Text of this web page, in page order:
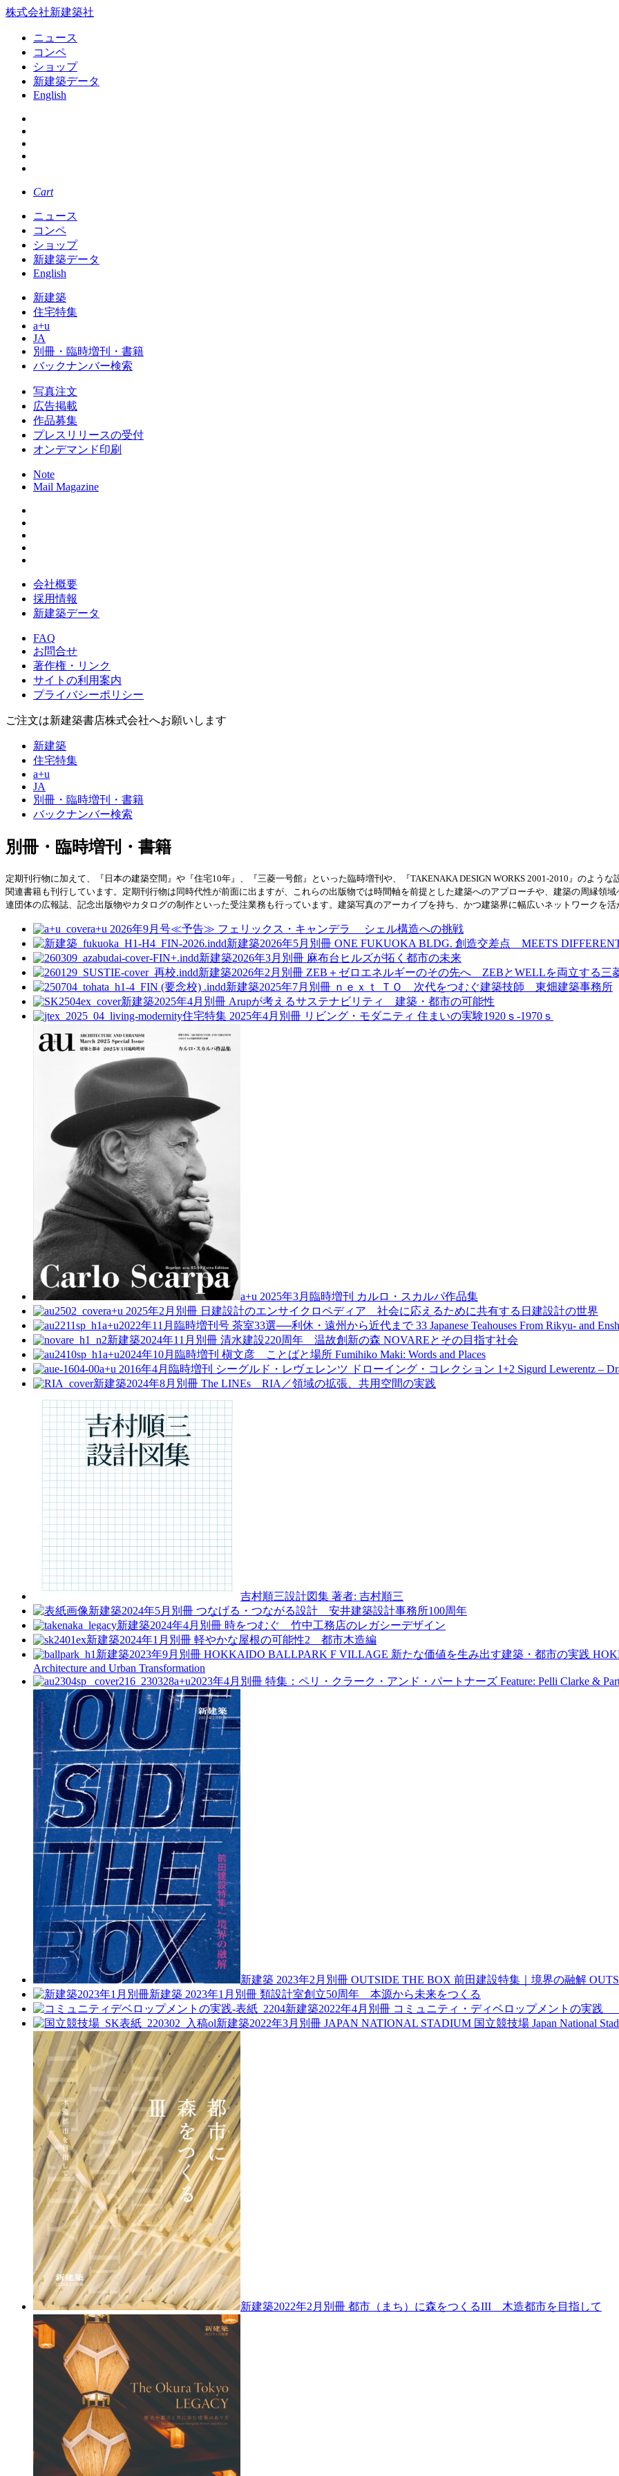
株式会社新建築社
ニュース
コンペ
ショップ
新建築データ
English
Cart
ニュース
コンペ
ショップ
新建築データ
English
新建築
住宅特集
a+u
JA
別冊・臨時増刊・書籍
バックナンバー検索
写真注文
広告掲載
作品募集
プレスリリースの受付
オンデマンド印刷
Note
Mail Magazine
会社概要
採用情報
新建築データ
FAQ
お問合せ
著作権・リンク
サイトの利用案内
プライバシーポリシー
ご注文は新建築書店株式会社へお願いします
新建築
住宅特集
a+u
JA
別冊・臨時増刊・書籍
バックナンバー検索
別冊・臨時増刊・書籍
定期刊行物に加えて、『日本の建築空間』や『住宅10年』、『三菱一号館』といった臨時増刊や、『TAKENAKA DESIGN WORKS 2001-2010』のよう
関連書籍も刊行しています。定期刊行物は同時代性が前面に出ますが、これらの出版物では時間軸を前提とした建築へのアプローチや、建築の周縁領
連団体の広報誌、記念出版物やカタログの制作といった受注業務も行っています。建築写真のアーカイブを持ち、かつ建築界に幅広いネットワークを活
a+u 2026年9月号≪予告≫ フェリックス・キャンデラ シェル構造への挑戦
新建築2026年5月別冊 ONE FUKUOKA BLDG. 創造交差点 MEETS
新建築2026年3月別冊 麻布台ヒルズが拓く都市の未来
新建築2026年2月別冊 ZEB＋ゼロエネルギーのその先へ ZEBとWELLを両立する三
新建築2025年7月別冊 ｎｅｘｔ ＴＯ 次代をつむぐ建築技師 東畑建築事務所
新建築2025年4月別冊 Arupが考えるサステナビリティ 建築・都市の可能性
住宅特集 2025年4月別冊 リビング・モダニティ 住まいの実験1920ｓ-1970ｓ
a+u 2025年3月臨時増刊 カルロ・スカルパ作品集
a+u 2025年2月別冊 日建設計のエンサイクロペディア 社会に応えるために共有する日建設計の世界
a+u2022年11月臨時増刊号 茶室33選──利休・遠州から近代まで 33 Japanese Teahouses From Rikyu- and
新建築2024年11月別冊 清水建設220周年 温故創新の森 NOVAREとその目指す社会
a+u2024年10月臨時増刊 槇文彦 ことばと場所 Fumihiko Maki: Words and Places
a+u 2016年4月臨時増刊 シーグルド・レヴェレンツ ドローイング・コレクション 1+2 Sigurd Lewerentz –
新建築2024年8月別冊 The LINEs RIA／領域の拡張、共用空間の実践
吉村順三設計図集 著者: 吉村順三
新建築2024年5月別冊 つなげる・つながる設計 安井建築設計事務所100周年
新建築2024年4月別冊 時をつむぐ 竹中工務店のレガシーデザイン
新建築2024年1月別冊 軽やかな屋根の可能性2 都市木造編
新建築2023年9月別冊 HOKKAIDO BALLPARK F VILLAGE 新たな価値を生み出す建築・都市の実践
Architecture and Urban Transformation
a+u2023年4月別冊 特集：ペリ・クラーク・アンド・パートナーズ Feature: Pelli Clarke &
新建築 2023年2月別冊 OUTSIDE THE BOX 前田建設特集｜境界の融解
新建築 2023年1月別冊 類設計室創立50周年 本源から未来をつくる
新建築2022年4月別冊 コミュニティ・ディベロップメントの実践
新建築2022年3月別冊 JAPAN NATIONAL STADIUM 国立競技場 Japan National
新建築2022年2月別冊 都市（まち）に森をつくるIII 木造都市を目指して